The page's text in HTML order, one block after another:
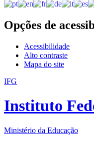
Opções de
Acessibilidade
Alto contraste
Mapa do site
IFG
Instituto
Ministério da Educação